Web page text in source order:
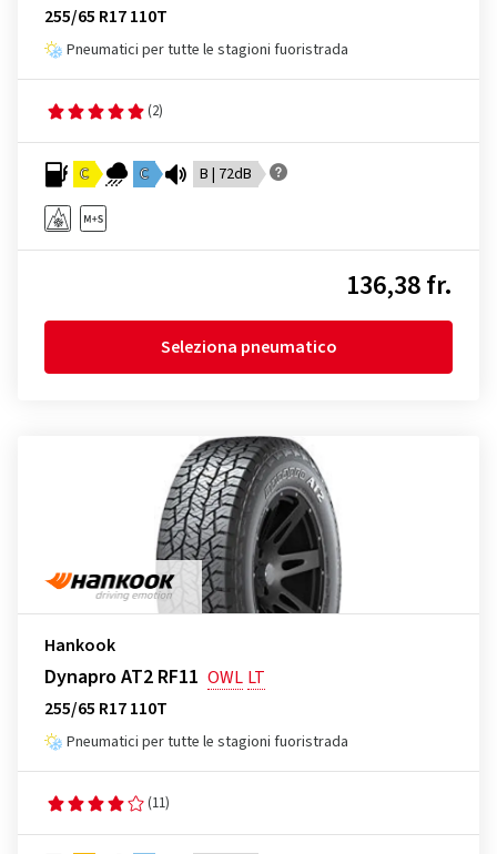
255/65 R17 110T
Pneumatici per tutte le stagioni fuoristrada
(2)
C C B | 72dB
136,38 fr.
Seleziona pneumatico
Hankook
Dynapro AT2 RF11 OWL LT
255/65 R17 110T
Pneumatici per tutte le stagioni fuoristrada
(11)